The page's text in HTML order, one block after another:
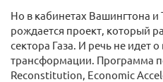
Но в кабинетах Вашингтона и
рождается проект, который
сектора Газа. И речь не идет
трансформации. Программа
Reconstitution, Economic